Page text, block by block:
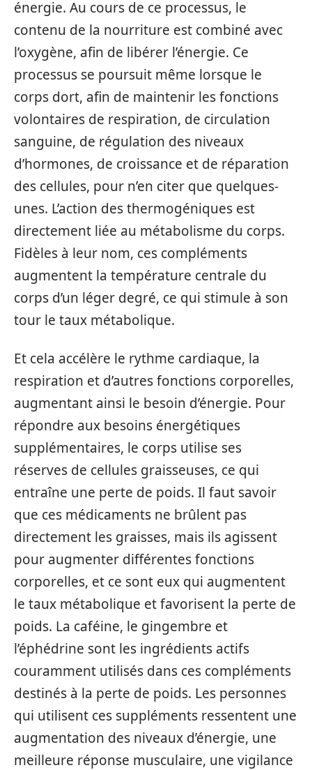
énergie. Au cours de ce processus, le
contenu de la nourriture est combiné avec
l’oxygène, afin de libérer l’énergie. Ce
processus se poursuit même lorsque le
corps dort, afin de maintenir les fonctions
volontaires de respiration, de circulation
sanguine, de régulation des niveaux
d’hormones, de croissance et de réparation
des cellules, pour n’en citer que quelques-
unes. L’action des thermogéniques est
directement liée au métabolisme du corps.
Fidèles à leur nom, ces compléments
augmentent la température centrale du
corps d’un léger degré, ce qui stimule à son
tour le taux métabolique.
Et cela accélère le rythme cardiaque, la
respiration et d’autres fonctions corporelles,
augmentant ainsi le besoin d’énergie. Pour
répondre aux besoins énergétiques
supplémentaires, le corps utilise ses
réserves de cellules graisseuses, ce qui
entraîne une perte de poids. Il faut savoir
que ces médicaments ne brûlent pas
directement les graisses, mais ils agissent
pour augmenter différentes fonctions
corporelles, et ce sont eux qui augmentent
le taux métabolique et favorisent la perte de
poids. La caféine, le gingembre et
l’éphédrine sont les ingrédients actifs
couramment utilisés dans ces compléments
destinés à la perte de poids. Les personnes
qui utilisent ces suppléments ressentent une
augmentation des niveaux d’énergie, une
meilleure réponse musculaire, une vigilance